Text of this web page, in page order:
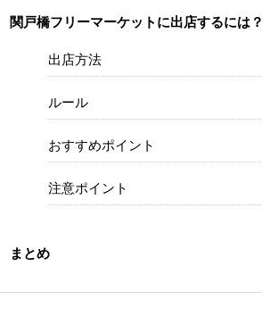
関戸橋フリーマーケットに出店するには？
出店方法
ルール
おすすめポイント
注意ポイント
まとめ